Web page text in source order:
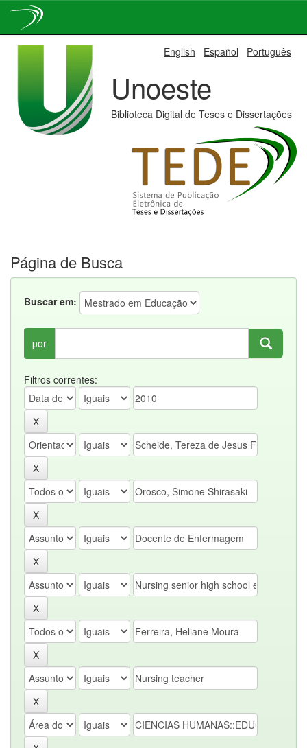
English Español Português
Unoeste
Biblioteca Digital de Teses e Dissertações
Página de Busca
Buscar em:
por
Filtros correntes: